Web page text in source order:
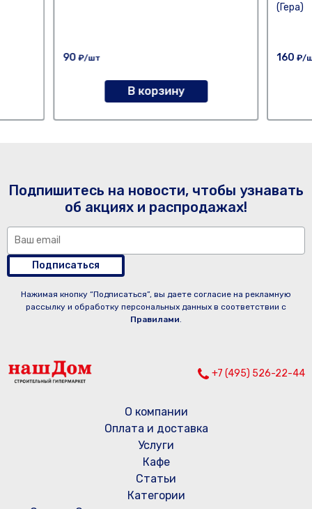
90 ₽/шт
В корзину
(Гера)
160 ₽/
Подпишитесь на новости, чтобы узнавать
об акциях и распродажах!
Подписаться
Нажимая кнопку “Подписаться”, вы даете согласие на рекламную
рассылку и обработку персональных данных в соответствии с
Правилами.
+7 (495) 526-22-44
О компании
Оплата и доставка
Услуги
Кафе
Статьи
Категории